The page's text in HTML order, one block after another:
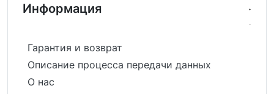
Информация
Гарантия и возврат
Описание процесса передачи данных
О нас